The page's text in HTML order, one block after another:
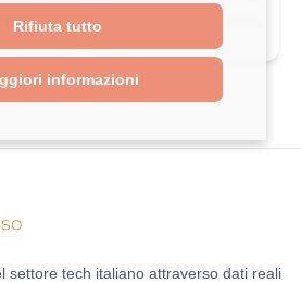
Rifiuta tutto
informazioni
settore tech italiano attraverso dati reali